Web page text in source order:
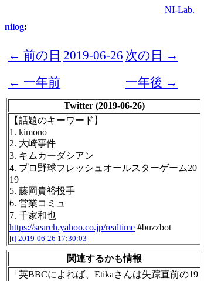
NI-Lab.
nilog:
← 前の日 2019-06-26 次の日 →
← 一年前
一年後 →
Twitter (2019-06-26)
【話題のキーワード】
1. kimono
2. 大崎事件
3. キムカーダシアン
4. プロ野球フレッシュオールスターゲーム20
19
5. 藤岡貴裕投手
6. 営業コミュ
7. 千家和也
https://search.yahoo.co.jp/realtime #buzzbot
[t] 2019-06-26 17:30:03
関連するかも情報
「英BBCによれば、Etikaさんは失踪直前の19